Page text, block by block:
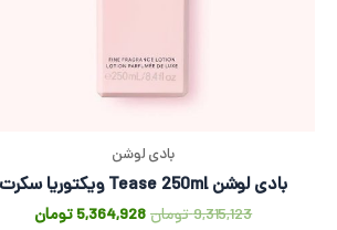
بادی لوشن
بادی لوشن Tease 250ml ویکتوریا سکرت
9,315,123تومان5,364,928 تومان